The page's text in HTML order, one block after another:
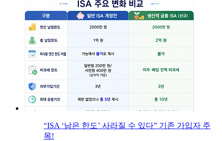
“ISA ‘남은 한도’ 사라질 수 있다” 기존 가입자 주
목!